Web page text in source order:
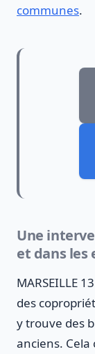
communes.
Une
et dans les
MARSEILLE
des
y trouve des
anciens. Cela